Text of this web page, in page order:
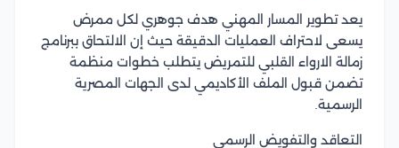
يعد تطوير المسار المهني هدف جوهري لكل ممرض
يسعى لاحتراف العمليات الدقيقة حيث إن الالتحاق ببرنامج
زمالة الارواء القلبي للتمريض يتطلب خطوات منظمة
تضمن قبول الملف الأكاديمي لدى الجهات المصرية
الرسمية.
التعاقد والتفويض الرسمي